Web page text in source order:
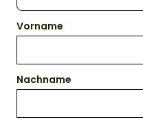
Vorname
Nachname